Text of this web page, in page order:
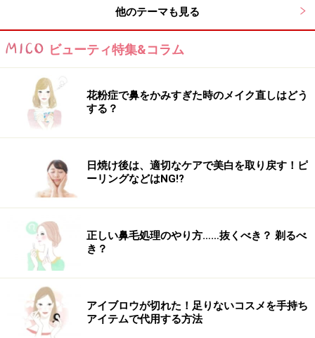
他のテーマも見る
ビューティ特集&コラム
花粉症で鼻をかみすぎた時のメイク直しはどう
する？
日焼け後は、適切なケアで美白を取り戻す！ピ
ーリングなどはNG!?
正しい鼻毛処理のやり方……抜くべき？ 剃るべ
き？
アイブロウが切れた！足りないコスメを手持ち
アイテムで代用する方法